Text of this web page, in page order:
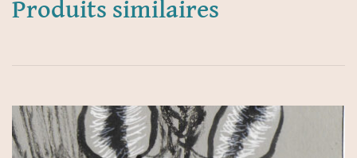
Produits similaires